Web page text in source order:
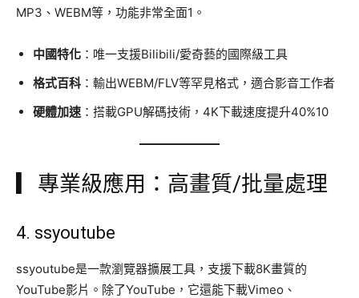
MP3、WEBM等，功能非常全面1。
中國特化 ：唯一支援Bilibili/愛奇藝的國際級工具
格式百科 ：輸出WEBM/FLV等罕見格式，適合影音工作者
硬體加速 ：搭載GPU解碼技術，4K下載速度提升40%10
▎專業級應用：高畫質/批量處理
4. ssyoutube
ssyoutube是一款瀏覽器擴展工具，支援下載8K畫質的
YouTube影片。除了YouTube，它還能下載Vimeo、